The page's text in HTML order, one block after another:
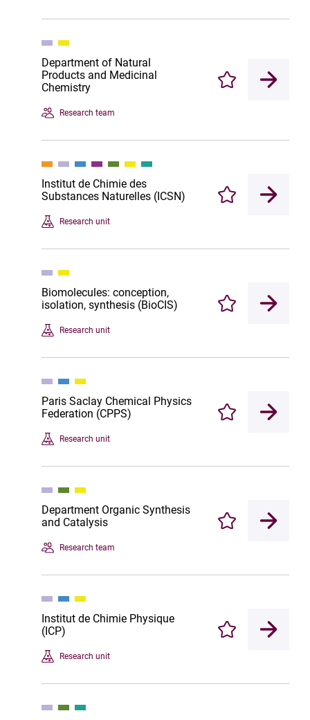
Department of Natural
Products and Medicinal
Chemistry
Research team
Enregistrer
Institut de Chimie des
Substances Naturelles (ICSN)
Research unit
Enregistrer
Biomolecules: conception,
isolation, synthesis (BioCIS)
Research unit
Enregistrer
Paris Saclay Chemical Physics
Federation (CPPS)
Research unit
Enregistrer
Department Organic Synthesis
and Catalysis
Research team
Enregistrer
Institut de Chimie Physique
(ICP)
Research unit
Enregistrer